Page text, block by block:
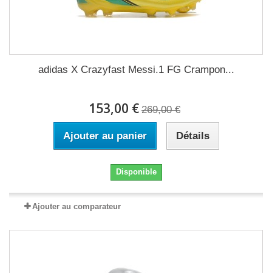
adidas X Crazyfast Messi.1 FG Crampon...
153,00 € 269,00 €
Ajouter au panier Détails
Disponible
Ajouter au comparateur